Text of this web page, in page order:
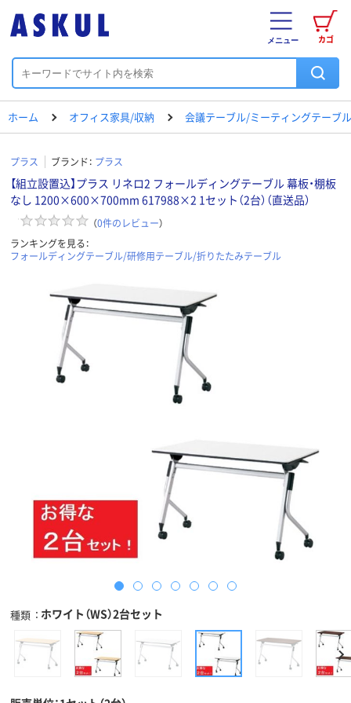
カゴ
メニュー
ホーム オフィス家具/収納 会議テーブル/ミーティングテーブル
プラス ブランド： プラス
【組立設置込】プラス リネロ2 フォールディングテーブル 幕板・棚板
なし 1200×600×700mm 617988×2 1セット（2台）（直送品）
（0件のレビュー）
ランキングを見る：
フォールディングテーブル/研修用テーブル/折りたたみテーブル
種類 ホワイト（WS）2台セット